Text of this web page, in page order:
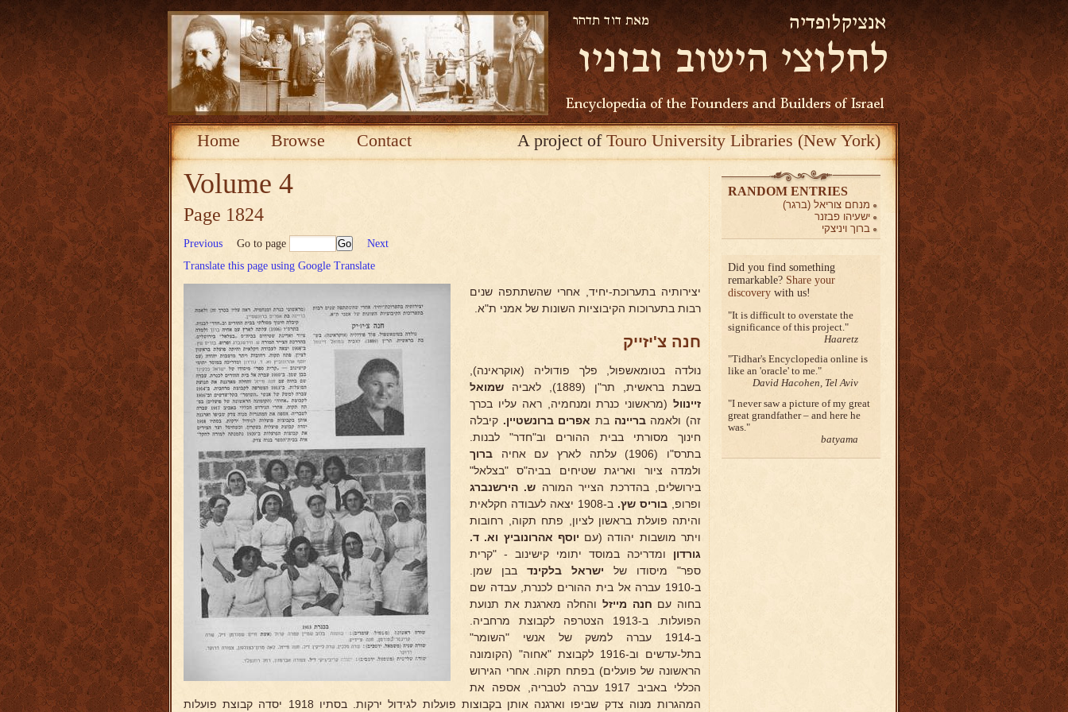
Home Browse Contact A project ofTouro University Libraries (New York)
Volume 4
Page 1824
Previous Go to page
Next
Translate this page using Google Translate
יצירותיה בתערוכת-יחיד, אחרי שהשתתפה שנים
רבות בתערוכות הקיבוציות השונות של אמני ת"א.
חנה צ'יזייק
נולדה בטומאשפול, פלך פודוליה (אוקראינה),
בשבת בראשית, תר"ן (1889), לאביה
שמואל
זיינוול (מראשוני כנרת ומנחמיה, ראה עליו בכרך
זה) ולאמהבריינה בת אפרים ברונשטיין. קיבלה
חינוך מסורתי בבית ההורים וב"חדר" לבנות.
בתרס"ו (1906) עלתה לארץ עם אחיה
ברוך
ולמדה ציור ואריגת שטיחים בביה"ס "בצלאל"
בירושלים, בהדרכת הצייר המורה ש. הירשנברג
ופרופ, בוריס שץ.
ב-1908 יצאה לעבודה חקלאית
והיתה פועלת בראשון לציון, פתח תקוה, רחובות
ויתר מושבות יהודה (עם יוסף אהרונוביץ וא. ד.
גורדון ומדריכה במוסד יתומי קישינוב - "קרית
ספר" מיסודו של ישראל בלקינד בבן שמן.
ב-1910 עברה אל בית ההורים לכנרת, עבדה שם
בחוה עם חנה מייזל והחלה מארגנת את תנועת
הפועלות. ב-1913 הצטרפה לקבוצת מרחביה.
ב-1914 עברה למשק של אנשי "השומר"
בתל-עדשים וב-1916 לקבוצת "אחוה" (הקומונה
הראשונה של פועלים) בפתח תקוה. אחרי הגירוש
הכללי באביב 1917 עברה לטבריה, אספה את
המהגרות מנוה צדק שביפו וארגנה אותן בקבוצות פועלות לגידול ירקות. בסתיו 1918 יסדה קבוצת פועלות
RANDOM ENTRIES
מנחם צוריאל (ברגר)
ישעיהו פבזנר
ברוך ויניצקי
Did you find something
remarkable? Share your
discovery with us!
It is difficult to overstate the
significance of this project.
Haaretz
Tidhar's Encyclopedia online is
like an 'oracle' to me.
David Hacohen, Tel Aviv
I never saw a picture of my great
great grandfather – and here he
was.
batyama